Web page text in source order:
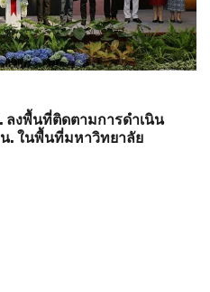
ลงพื้นที่ติดตามการดำเนิน
. ในพื้นที่มหาวิทยาลัย